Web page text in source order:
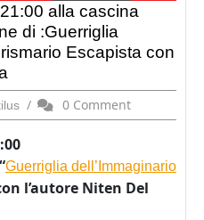
alla cascina
di :Guerriglia
Escapista con
nautilus
/ 0 Comment
Guerriglia dell’Immaginario
l’autore Niten Del